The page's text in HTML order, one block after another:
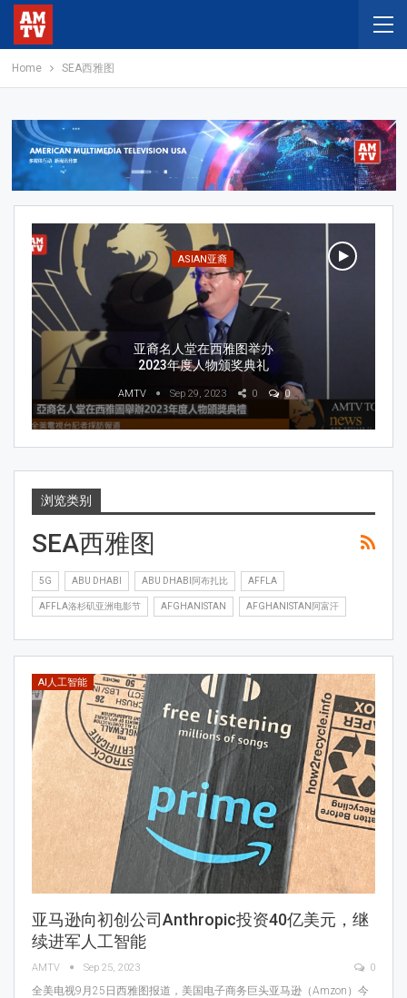
Home SEA西雅图
ASIAN亚裔
亚裔名人堂在西雅图举办
2023年度人物颁奖典礼
AMTV Sep 29, 2023 0 0
浏览类别
SEA西雅图
5G ABU DHABI ABU DHABI阿布扎比 AFFLA
AFFLA洛杉矶亚洲电影节 AFGHANISTAN AFGHANISTAN阿富汗
AI人工智能
亚马逊向初创公司Anthropic投资40亿美元，继
续进军人工智能
AMTV Sep 25, 2023 0
全美电视9月25日西雅图报道，美国电子商务巨头亚马逊（Amzon）今